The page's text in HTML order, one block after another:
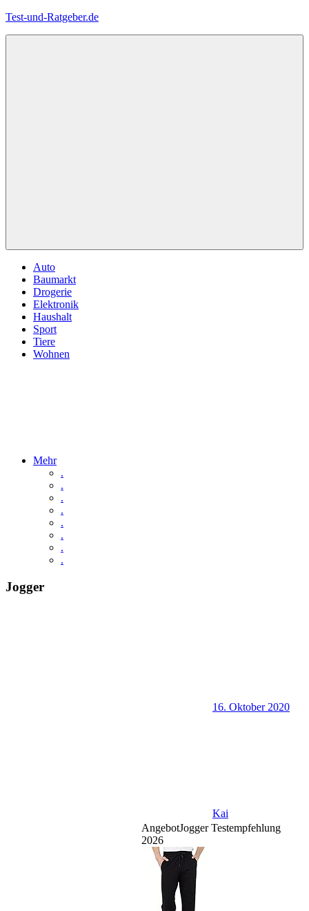
Zum
Test-und-Ratgeber.de
Auto
Baumarkt
Drogerie
Elektronik
Haushalt
Sport
Tiere
Wohnen
Mehr
.
.
.
.
.
.
.
.
Jogger
16. Oktober 2020
Kai
AngebotJogger Testempfehlung
2026